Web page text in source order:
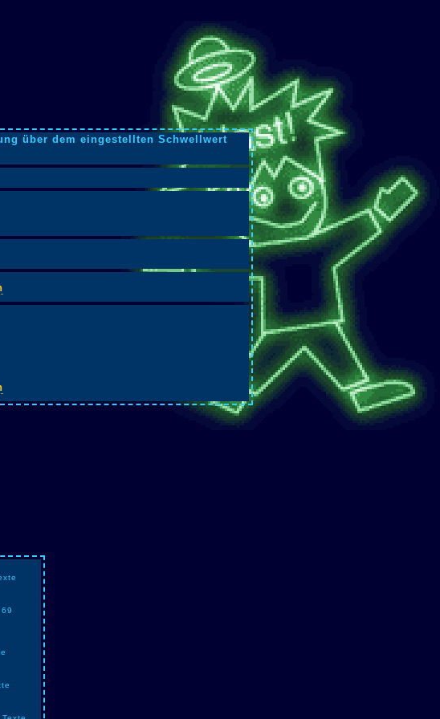
über dem eingestellten Schwellwert